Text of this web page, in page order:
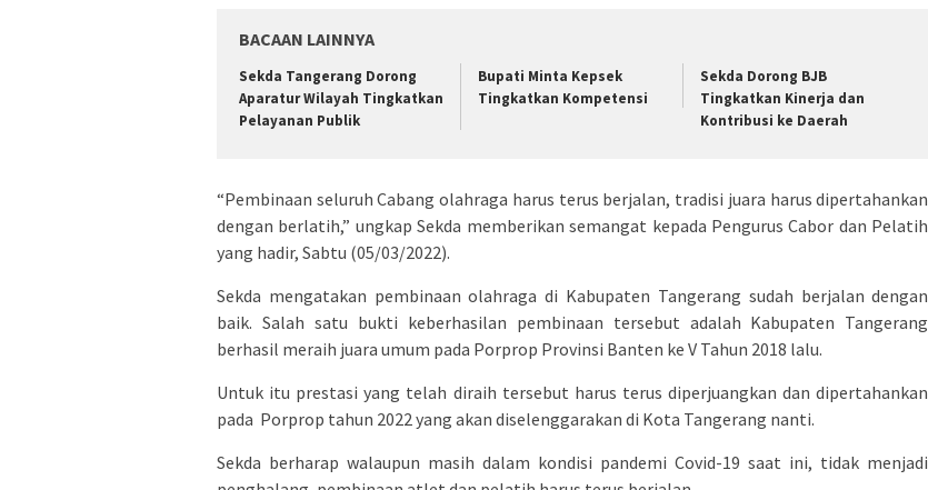
BACAAN LAINNYA
Sekda Tangerang Dorong
Aparatur Wilayah Tingkatkan
Pelayanan Publik
Bupati Minta Kepsek
Tingkatkan Kompetensi
Sekda Dorong BJB
Tingkatkan Kinerja dan
Kontribusi ke Daerah
“Pembinaan seluruh Cabang olahraga harus terus berjalan, tradisi juara harus dipertahankan
dengan berlatih,” ungkap Sekda memberikan semangat kepada Pengurus Cabor dan Pelatih
yang hadir, Sabtu (05/03/2022).
Sekda mengatakan pembinaan olahraga di Kabupaten Tangerang sudah berjalan dengan
baik. Salah satu bukti keberhasilan pembinaan tersebut adalah Kabupaten Tangerang
berhasil meraih juara umum pada Porprop Provinsi Banten ke V Tahun 2018 lalu.
Untuk itu prestasi yang telah diraih tersebut harus terus diperjuangkan dan dipertahankan
pada Porprop tahun 2022 yang akan diselenggarakan di Kota Tangerang nanti.
Sekda berharap walaupun masih dalam kondisi pandemi Covid-19 saat ini, tidak menjadi